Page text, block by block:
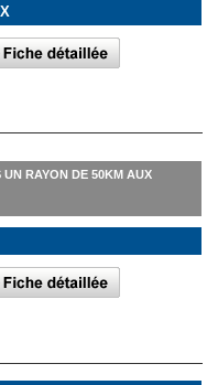
UN RAYON DE 50KM AUX